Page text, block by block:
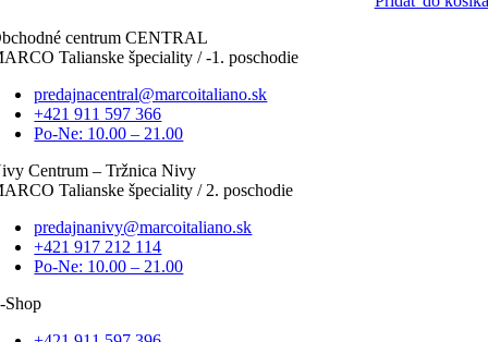
centrum CENTRAL
Talianske špeciality / -1. poschodie
predajnacentral@marcoitaliano.sk
+421 911 597 366
Po-Ne: 10.00 – 21.00
Centrum – Tržnica Nivy
Talianske špeciality / 2. poschodie
predajnanivy@marcoitaliano.sk
+421 917 212 114
Po-Ne: 10.00 – 21.00
Shop